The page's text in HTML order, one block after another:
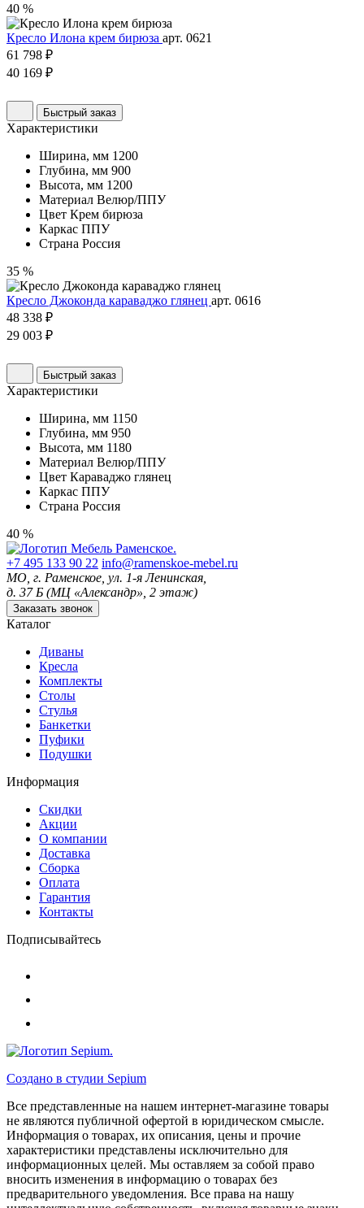
40 %
Кресло Илона крем бирюза арт. 0621
61 798 ₽
40 169 ₽
Быстрый заказ
Характеристики
Ширина, мм 1200
Глубина, мм 900
Высота, мм 1200
Материал Велюр/ППУ
Цвет Крем бирюза
Каркас ППУ
Страна Россия
35 %
Кресло Джоконда караваджо глянец арт. 0616
48 338 ₽
29 003 ₽
Быстрый заказ
Характеристики
Ширина, мм 1150
Глубина, мм 950
Высота, мм 1180
Материал Велюр/ППУ
Цвет Караваджо глянец
Каркас ППУ
Страна Россия
40 %
+7 495 133 90 22 info@ramenskoe-mebel.ru
МО, г. Раменское, ул. 1-я Ленинская,
д. 37 Б (МЦ «Александр», 2 этаж)
Заказать звонок
Каталог
Диваны
Кресла
Комплекты
Столы
Стулья
Банкетки
Пуфики
Подушки
Информация
Скидки
Акции
О компании
Доставка
Сборка
Оплата
Гарантия
Контакты
Подписывайтесь
Создано в студии Sepium
Все представленные на нашем интернет-магазине товары
не являются публичной офертой в юридическом смысле.
Информация о товарах, их описания, цены и прочие
характеристики представлены исключительно для
информационных целей. Мы оставляем за собой право
вносить изменения в информацию о товарах без
предварительного уведомления. Все права на нашу